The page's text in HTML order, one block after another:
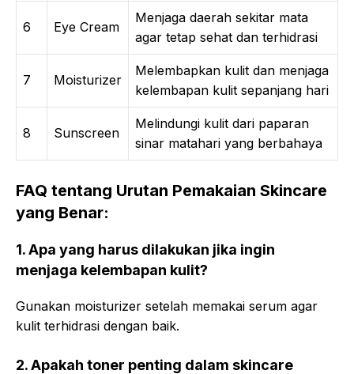
6 Eye Cream
Menjaga daerah sekitar mata
agar tetap sehat dan terhidrasi
7 Moisturizer
Melembapkan kulit dan menjaga
kelembapan kulit sepanjang hari
8 Sunscreen
Melindungi kulit dari paparan
sinar matahari yang berbahaya
FAQ tentang Urutan Pemakaian Skincare
yang Benar:
1. Apa yang harus dilakukan jika ingin
menjaga kelembapan kulit?
Gunakan moisturizer setelah memakai serum agar
kulit terhidrasi dengan baik.
2. Apakah toner penting dalam skincare